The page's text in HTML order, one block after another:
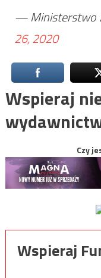
— Ministerstwo
26, 2020
Wspieraj
Czy
Wspieraj